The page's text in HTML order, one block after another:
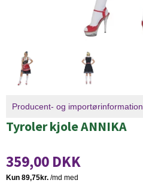
Producent- og importørinformation
Tyroler kjole ANNIKA
359,00 DKK